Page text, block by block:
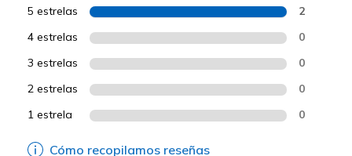
5 estrelas 2
4 estrelas 0
3 estrelas 0
2 estrelas 0
1 estrela 0
Cómo recopilamos reseñas